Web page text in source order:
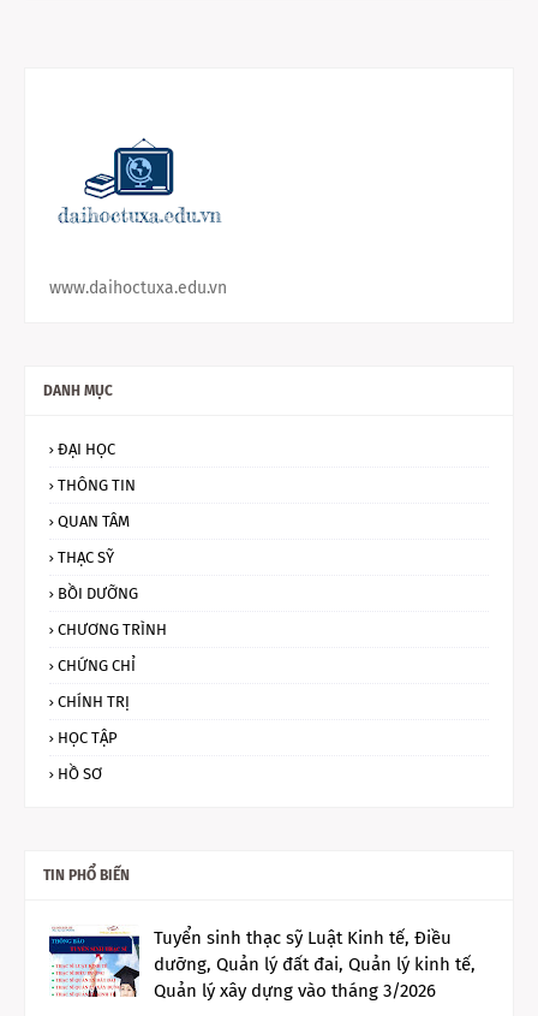
www.daihoctuxa.edu.vn
DANH MỤC
ĐẠI HỌC
THÔNG TIN
QUAN TÂM
THẠC SỸ
BỒI DƯỠNG
CHƯƠNG TRÌNH
CHỨNG CHỈ
CHÍNH TRỊ
HỌC TẬP
HỒ SƠ
TIN PHỔ BIẾN
Tuyển sinh thạc sỹ Luật Kinh tế, Điều
dưỡng, Quản lý đất đai, Quản lý kinh tế,
Quản lý xây dựng vào tháng 3/2026